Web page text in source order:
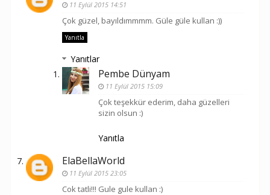
11 Eylül 2015 14:51
Çok güzel, bayıldımmmm. Güle güle kullan :))
Yanıtla
Yanıtlar
Pembe Dünyam
11 Eylül 2015 15:09
Çok teşekkür ederim, daha güzelleri
sizin olsun :)
Yanıtla
ElaBellaWorld
11 Eylül 2015 23:05
Cok tatli!!! Gule gule kullan :)